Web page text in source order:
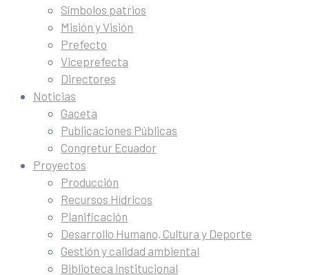
Símbolos patrios
Misión y Visión
Prefecto
Viceprefecta
Directores
Noticias
Gaceta
Publicaciones Públicas
Congretur Ecuador
Proyectos
Producción
Recursos Hídricos
Planificación
Desarrollo Humano, Cultura y Deporte
Gestión y calidad ambiental
Biblioteca institucional